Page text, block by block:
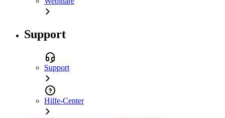
Support
Support
Hilfe-Center